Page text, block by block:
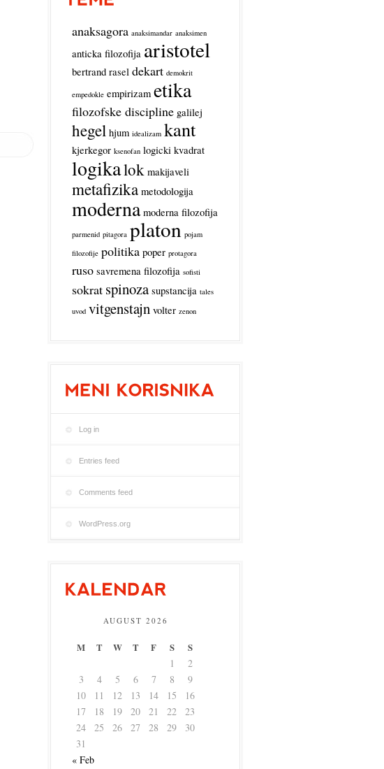
anaksagora anaksimandar anaksimen
anticka filozofija aristotel
bertrand rasel dekart demokrit
empedokle empirizam etika
filozofske discipline galilej
hegel hjum idealizam kant
kjerkegor ksenofan logicki kvadrat
logikalok makijaveli
metafizika metodologija
moderna moderna filozofija
parmenid pitagora platon pojam
filozofije politika poper protagora
ruso savremena filozofija sofisti
sokrat spinoza supstancija tales
uvod vitgenstajn volter zenon
Log in
Entries feed
Comments feed
WordPress.org
AUGUST 2026
M T W T F S S
1
2
3
4 5 6 7 8
9
10
11 12 13 14 15
16
17
18 19 20 21 22
23
24
25 26 27 28 29
30
31
« Feb